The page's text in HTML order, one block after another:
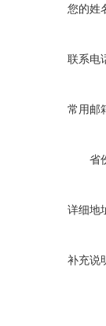
您的姓
联系电
常用邮
省
详细地
补充说